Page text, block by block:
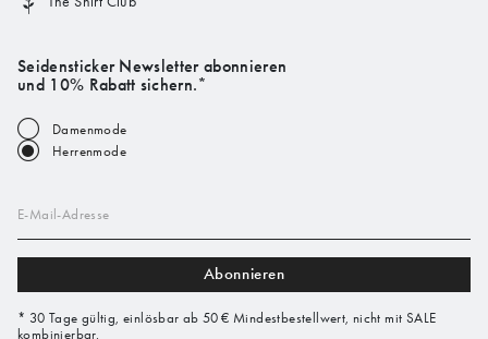
Seidensticker Newsletter abonnieren
und 10% Rabatt sichern.*
Damenmode
Herrenmode
E-Mail-Adresse
Abonnieren
* 30 Tage gültig, einlösbar ab 50 € Mindestbestellwert, nicht mit SALE
kombinierbar.